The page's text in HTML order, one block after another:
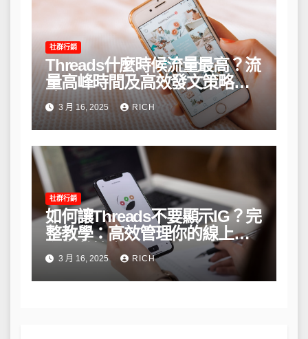
社群行銷
Threads什麼時候流量最高？流
量高峰時間及高效發文策略攻
略3 月 16, 2025 RICH
社群行銷
如何讓Threads不要顯示IG？完
整教學：高效管理你的線上隱
私與數據安全
3 月 16, 2025 RICH